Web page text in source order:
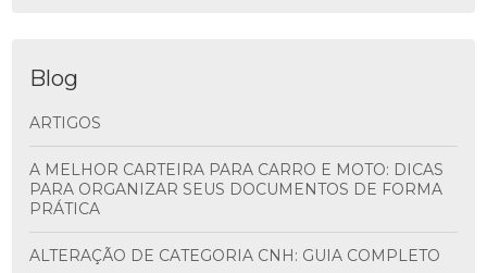
Blog
ARTIGOS
A MELHOR CARTEIRA PARA CARRO E MOTO: DICAS
PARA ORGANIZAR SEUS DOCUMENTOS DE FORMA
PRÁTICA
ALTERAÇÃO DE CATEGORIA CNH: GUIA COMPLETO